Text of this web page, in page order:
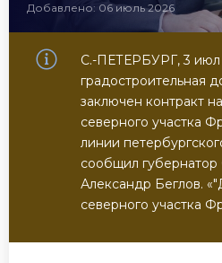
Добавлено: 06 июль 2026
С.-ПЕТЕРБУРГ, 3 июл
градостроительная
заключен контракт
северного участка
линии
сообщил губернатор
Александр Беглов.
северного участка